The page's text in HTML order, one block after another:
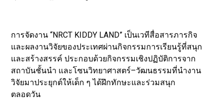
การจัดงาน “NRCT KIDDY LAND” เป็นเวทีสื่อสารภารกิจ
และผลงานวิจัยของประเทศผ่านกิจกรรมการเรียนรู้ที่สนุก
และสร้างสรรค์ ประกอบด้วยกิจกรรมเชิงปฏิบัติการจาก
สถาบันชั้นนำ และโซนวิทยาศาสตร์–วัฒนธรรมที่นำงาน
วิจัยมาประยุกต์ให้เด็ก ๆ ได้ฝึกทักษะและร่วมสนุก
ตลอดวัน